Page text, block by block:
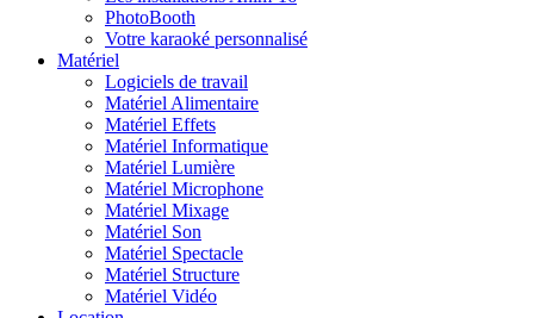
PhotoBooth
Votre karaoké personnalisé
Matériel
Logiciels de travail
Matériel Alimentaire
Matériel Effets
Matériel Informatique
Matériel Lumière
Matériel Microphone
Matériel Mixage
Matériel Son
Matériel Spectacle
Matériel Structure
Matériel Vidéo